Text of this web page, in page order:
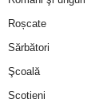
Roșcate
Sărbători
Şcoală
Scotieni